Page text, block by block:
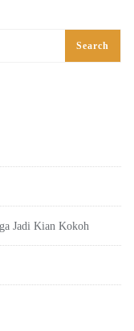
Jadi Kian Kokoh